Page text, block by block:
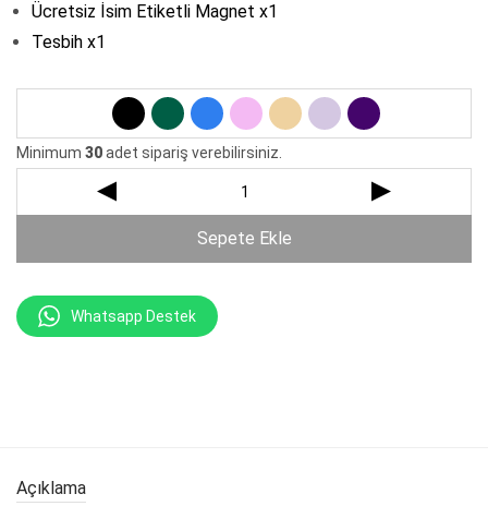
Ücretsiz İsim Etiketli Magnet x1
Tesbih x1
Minimum 30adet sipariş verebilirsiniz.
Sepete Ekle
Whatsapp Destek
Açıklama